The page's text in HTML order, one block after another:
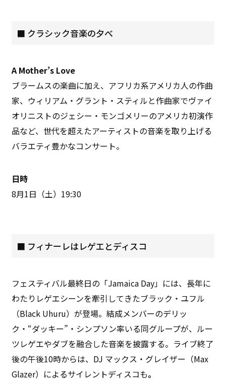
■ クラシック音楽の夕べ
A Mother’s Love
ブラームスの楽曲に加え、アフリカ系アメリカ人の作曲
家、ウィリアム・グラント・スティルと作曲家でヴァイ
オリニストのジェシー・モンゴメリーのアメリカ初演作
品など、世代を超えたアーティストの音楽を取り上げる
バラエティ豊かなコンサート。
日時
8月1日（土）19:30
■ フィナーレはレゲエとディスコ
フェスティバル最終日の「Jamaica Day」には、長年に
わたりレゲエシーンを牽引してきたブラック・ユフル
（Black Uhuru）が登場。結成メンバーのデリッ
ク・“ダッキー”・シンプソン率いる同グループが、ルー
ツレゲエやダブを融合した音楽を披露する。ライブ終了
後の午後10時からは、DJ マックス・グレイザー（Max
Glazer）によるサイレントディスコも。